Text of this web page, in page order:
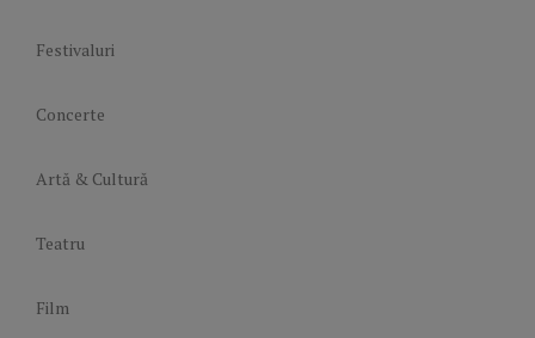
Festivaluri
Concerte
Artă & Cultură
Teatru
Film